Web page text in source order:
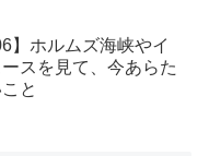
】ホルムズ海峡やイ
スを見て、今あらた
と